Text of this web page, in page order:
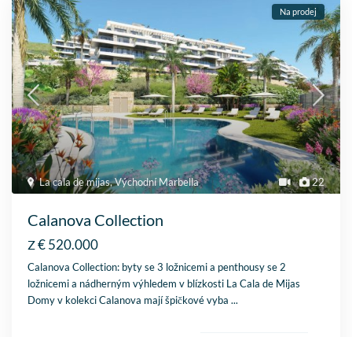
22
La cala de mijas,Východní Marbella
Na prodej
Calanova Collection
Z€ 520.000
Calanova Collection: byty se 3 ložnicemi a penthousy se 2
ložnicemi a nádherným výhledem v blízkosti La Cala de Mijas
Domy v kolekci Calanova mají špičkové vyba...